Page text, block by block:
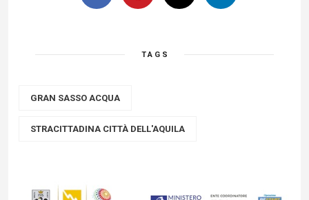
TAGS
GRAN SASSO ACQUA
STRACITTADINA CITTÀ DELL'AQUILA